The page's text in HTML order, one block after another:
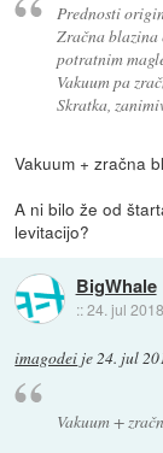
Prednosti
Zračna blazina
potratnim
Vakuum pa
Skratka,
Vakuum + zračna
A ni bilo že od
levitacijo?
BigWhale
::24. jul
imagodei je24. jul
Vakuum +